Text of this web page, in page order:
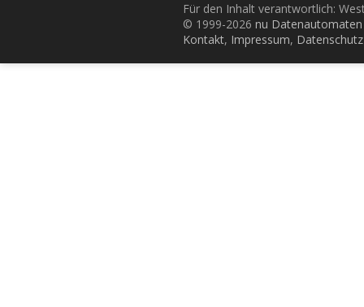
Für den Inhalt verantwortlich:
© 1999-2026 nu
Kontakt, Impressum, Datenschutz